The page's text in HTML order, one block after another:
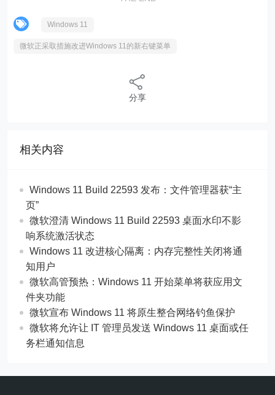
Windows 11
微软正采取措施改进Windows 11的新右键菜单
分享
相关内容
Windows 11 Build 22593 发布：文件管理器获“主
页”
微软澄清 Windows 11 Build 22593 桌面水印不影
响系统激活状态
Windows 11 改进核心隔离：内存完整性关闭将通
知用户
微软高管预热：Windows 11 开始菜单将获应用文
件夹功能
微软宣布 Windows 11 将原生整合网络钓鱼保护
微软将允许让 IT 管理员发送 Windows 11 桌面或任
务栏通知信息